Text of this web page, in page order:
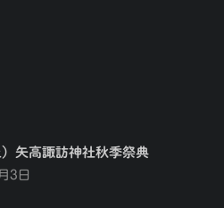
矢高諏訪神社秋季祭典
3日